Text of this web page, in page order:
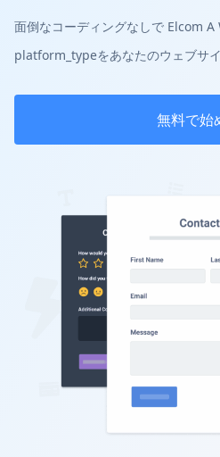
面倒なコーディングなしで Elcom
platform_typeをあなたのウェブサイ
無料で始